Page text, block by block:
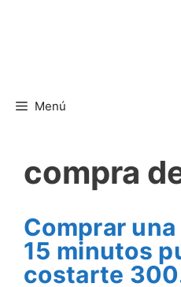
Menú
compra
Comprar
15 minutos
costarte